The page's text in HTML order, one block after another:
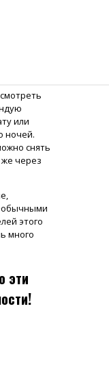
или
ночей.
снять
же через
этого
много
эти